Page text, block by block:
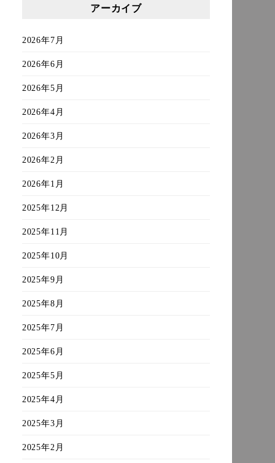
アーカイブ
2026年7月
2026年6月
2026年5月
2026年4月
2026年3月
2026年2月
2026年1月
2025年12月
2025年11月
2025年10月
2025年9月
2025年8月
2025年7月
2025年6月
2025年5月
2025年4月
2025年3月
2025年2月